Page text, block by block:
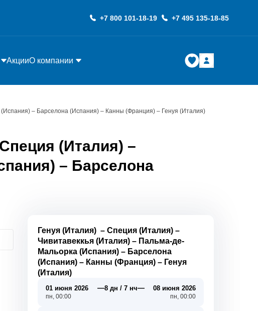
+7 800 101-18-19 +7 495 135-18-85
АкцииО компании
– Барселона (Испания) – Канны (Франция) – Генуя (Италия)
(Италия) –
– Барселона
Генуя (Италия) –Специя (Италия) –
Чивитавеккья (Италия) – Пальма-де-
Мальорка (Испания) – Барселона
(Испания) – Канны (Франция) – Генуя
(Италия)
01 июня 2026
пн, 00:00
—8 дн / 7 нч— 08 июня 2026
пн, 00:00